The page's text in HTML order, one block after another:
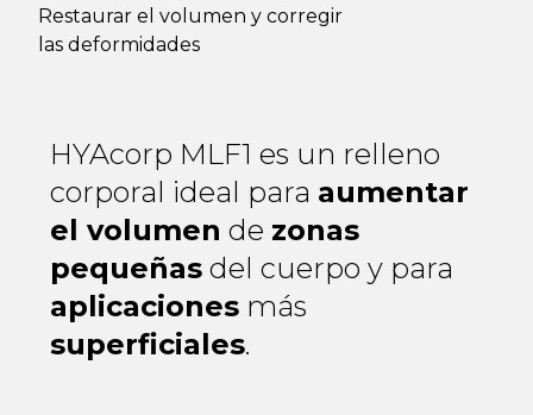
Restaurar el volumen y corregir
las deformidades
HYAcorp MLF1 es un relleno
corporal ideal para aumentar
el volumen de zonas
pequeñas del cuerpo y para
aplicaciones más
superficiales.